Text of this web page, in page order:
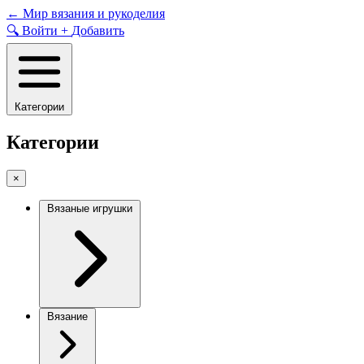
Skip
to
content
← Мир вязания и рукоделия
🔍 Войти + Добавить
Категории
Категории
×
Вязаные игрушки
Вязание